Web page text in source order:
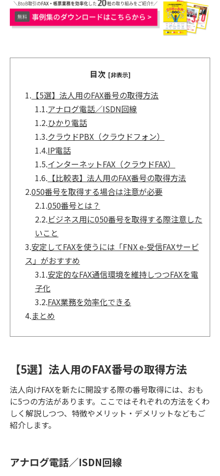
目次 [非表示]
1. 【5選】法人用のFAX番号の取得方法
1.1.アナログ電話／ISDN回線
1.2.ひかり電話
1.3.クラウドPBX（クラウドフォン）
1.4.IP電話
1.5.インターネットFAX（クラウドFAX）
1.6. 【比較表】法人用のFAX番号の取得方法
2.050番号を取得する場合は注意が必要
2.1.050番号とは？
2.2.ビジネス用に050番号を取得する際注意した
いこと
3.安定してFAXを使うには「FNX e-受信FAXサービ
ス」がおすすめ
3.1.安定的なFAX通信環境を維持しつつFAXを電
子化
3.2.FAX業務を効率化できる
4.まとめ
【5選】法人用のFAX番号の取得方法
法人向けFAXを新たに開設する際の番号取得には、おも
に5つの方法があります。ここではそれぞれの方法をくわ
しく解説しつつ、特徴やメリット・デメリットなどもご
紹介します。
アナログ電話／ISDN回線